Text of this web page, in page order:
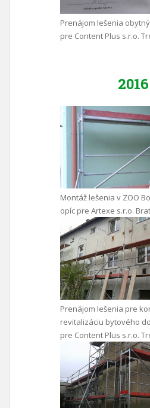
Prenájom lešenia
pre Content Plus s.r.o.
2016
Montáž lešenia v ZOO
opíc pre Artexe s.r.o.
Prenájom lešenia pre
revitalizáciu bytového
pre Content Plus s.r.o.